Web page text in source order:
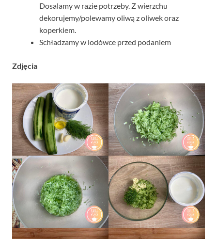
Dosalamy w razie potrzeby. Z wierzchu
dekorujemy/polewamy oliwą z oliwek oraz
koperkiem.
Schładzamy w lodówce przed podaniem
Zdjęcia